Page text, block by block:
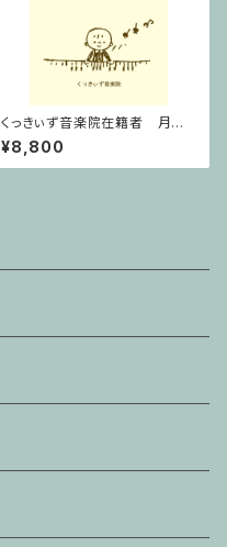
くっきぃず音楽院在籍者 月謝
支払用商品 ピアノ科 ３０分
¥8,800